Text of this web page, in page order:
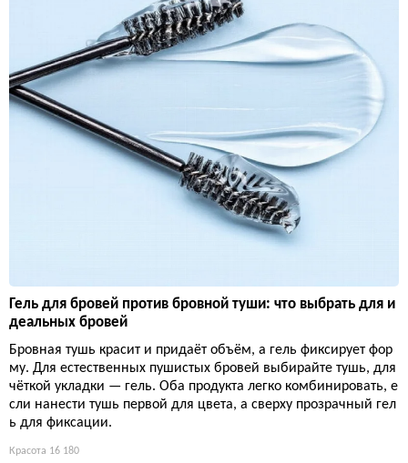
Гель для бровей против бровной туши: что выбрать для и
деальных бровей
Бровная тушь красит и придаёт объём, а гель фиксирует фор
му. Для естественных пушистых бровей выбирайте тушь, для
чёткой укладки — гель. Оба продукта легко комбинировать, е
сли нанести тушь первой для цвета, а сверху прозрачный гел
ь для фиксации.
Красота 16 180